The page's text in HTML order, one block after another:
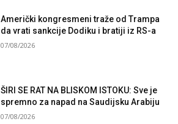
Američki kongresmeni traže od Trampa
da vrati sankcije Dodiku i bratiji iz RS-a
07/08/2026
ŠIRI SE RAT NA BLISKOM ISTOKU: Sve je
spremno za napad na Saudijsku Arabiju
07/08/2026